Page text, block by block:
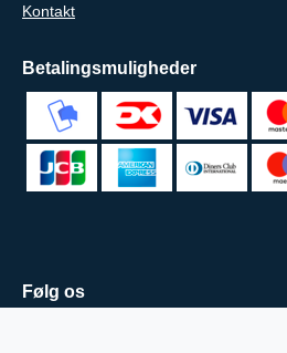
Kontakt
Betalingsmuligheder
Følg os